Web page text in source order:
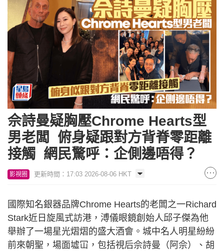
佘詩曼疑胸壓Chrome Hearts型
男老闆 俯身疑跟對方背脊零距離
接觸 網民驚呼：企側邊唔得？
影視圈 更新時間：17:03 2026-08-06 HKT
國際知名銀器品牌Chrome Hearts的老闆之一Richard
Stark近日旋風式訪港，溥儀眼鏡創始人邱子傑為他
舉辦了一場星光熠熠的盛大酒會。城中名人明星紛紛
前來朝聖，場面墟冚，包括視后佘詩曼（阿佘）、胡